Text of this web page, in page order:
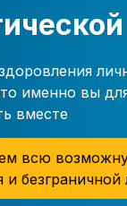
именно вы
вместе
всю
и